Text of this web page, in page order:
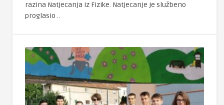
razina Natjecanja iz Fizike. Natjecanje je službeno
proglasio ..